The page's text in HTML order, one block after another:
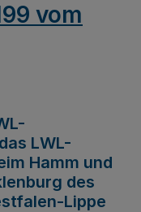
vom
LWL-
Hamm und
des
Lippe